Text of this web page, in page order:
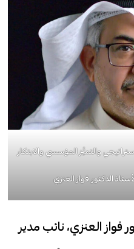
والتميُّز المؤسسي والابتكار
الدكتور فواز العنزي
فواز العنزي، نائب مدير